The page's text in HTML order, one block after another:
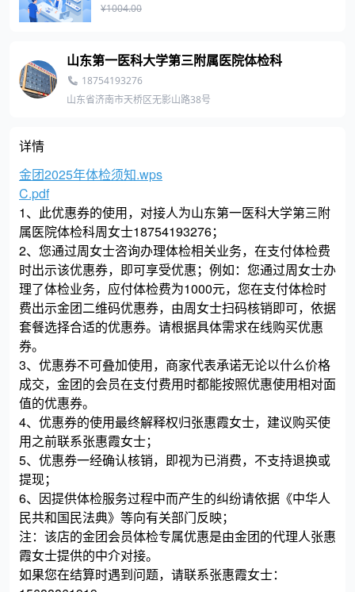
¥1004.00
体检优惠券
¥550.00
¥964.00
¥625.00
体检优惠券
¥625.00
6.1折
¥1029.00
体检优惠券
¥835.00
5折
¥1676.00
体检优惠券
¥1265.00
¥2326.00
体检优惠券
¥1265.00
5.7折
¥2211.00
山东第一医科大学第三附属医院体检科
18754193276
山东省济南市天桥区无影山路38号
详情
金团2025年体检须知.wps
C.pdf
1、 此优惠券的使用，对接人为山东第一医科大学第三附
属医院体检科周女士18754193276；
2、 您通过周女士咨询办理体检相关业务，在支付体检费
时出示该优惠券，即可享受优惠；例如：您通过周女士办
理了体检业务，应付体检费为1000元，您在支付体检时
费出示金团二维码优惠券，由周女士扫码核销即可，依据
套餐选择合适的优惠券。请根据具体需求在线购买优惠
券。
3、优惠券不可叠加使用，商家代表承诺无论以什么价格
成交，金团的会员在支付费用时都能按照优惠使用相对面
值的优惠券。
4、 优惠券的使用最终解释权归张惠霞女士，建议购买使
用之前联系张惠霞女士；
5、 优惠券一经确认核销，即视为已消费，不支持退换或
提现；
6、 因提供体检服务过程中而产生的纠纷请依据《中华人
民共和国民法典》等向有关部门反映；
注：该店的金团会员体检专属优惠是由金团的代理人张惠
霞女士提供的中介对接。
如果您在结算时遇到问题，请联系张惠霞女士：